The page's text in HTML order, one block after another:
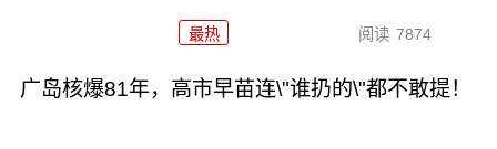
最热 阅读 7874
广岛核爆81年，高市早苗连\"谁扔的\"都不敢提！